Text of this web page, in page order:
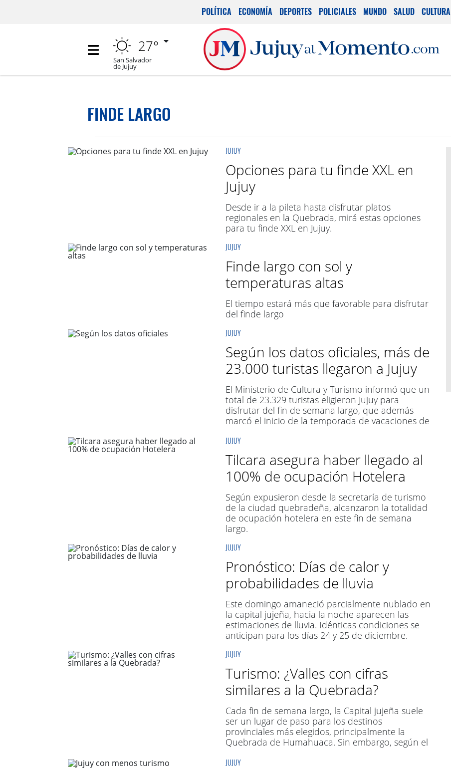
POLÍTICA ECONOMÍA DEPORTES POLICIALES MUNDO SALUD CULTURA
27°
San Salvador
de Jujuy
FINDE LARGO
JUJUY
Opciones para tu finde XXL en
Jujuy
Desde ir a la pileta hasta disfrutar platos
regionales en la Quebrada, mirá estas opciones
para tu finde XXL en Jujuy.
JUJUY
Finde largo con sol y
temperaturas altas
El tiempo estará más que favorable para disfrutar
del finde largo
JUJUY
Según los datos oficiales, más de
23.000 turistas llegaron a Jujuy
El Ministerio de Cultura y Turismo informó que un
total de 23.329 turistas eligieron Jujuy para
disfrutar del fin de semana largo, que además
marcó el inicio de la temporada de vacaciones de
JUJUY
Tilcara asegura haber llegado al
100% de ocupación Hotelera
Según expusieron desde la secretaría de turismo
de la ciudad quebradeña, alcanzaron la totalidad
de ocupación hotelera en este fin de semana
largo.
JUJUY
Pronóstico: Días de calor y
probabilidades de lluvia
Este domingo amaneció parcialmente nublado en
la capital jujeña, hacia la noche aparecen las
estimaciones de lluvia. Idénticas condiciones se
anticipan para los días 24 y 25 de diciembre.
JUJUY
Turismo: ¿Valles con cifras
similares a la Quebrada?
Cada fin de semana largo, la Capital jujeña suele
ser un lugar de paso para los destinos
provinciales más elegidos, principalmente la
Quebrada de Humahuaca. Sin embargo, según el
Salvador de Jujuy tuvo un 80% de ocupación
JUJUY